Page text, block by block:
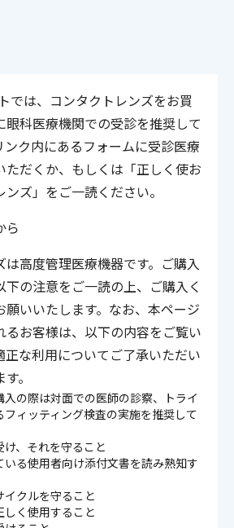
では、コンタクトレンズをお買
眼科医療機関での受診を推奨して
ンク内にあるフォームに受診医療
ただくか、もしくは「正しく使お
ンズ」をご一読ください。
ら
は高度管理医療機器です。ご購入
下の注意をご一読の上、ご購入く
願いいたします。なお、本ページ
るお客様は、以下の内容をご覧い
正な利用についてご了承いただい
。
入の際は対面での医師の診察、トライ
フィッティング検査の実施を推奨して
け、それを守ること
いる使用者向け添付文書を読み熟知す
イクルを守ること
しく使用すること